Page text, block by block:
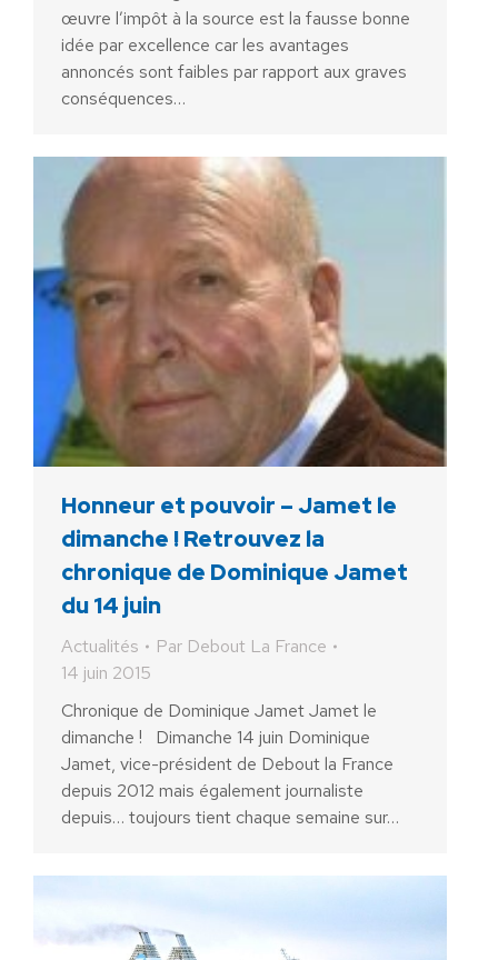
œuvre l’impôt à la source est la fausse bonne
idée par excellence car les avantages
annoncés sont faibles par rapport aux graves
conséquences…
Honneur et pouvoir – Jamet le
dimanche ! Retrouvez la
chronique de Dominique Jamet
du 14 juin
Actualités Par Debout La France
14 juin 2015
Chronique de Dominique Jamet Jamet le
dimanche ! Dimanche 14 juin Dominique
Jamet, vice-président de Debout la France
depuis 2012 mais également journaliste
depuis… toujours tient chaque semaine sur…